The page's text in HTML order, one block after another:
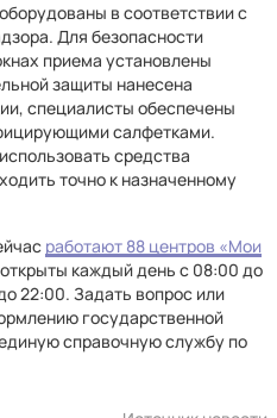
в соответствии с
Для безопасности
приема установлены
защиты нанесена
специалисты обеспечены
салфетками.
средства
точно к назначенному
работают 88 центров «Мои
каждый день с 08:00 до
22:00. Задать вопрос или
государственной
справочную службу по